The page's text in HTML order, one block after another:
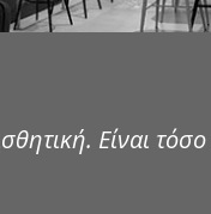
Είναι τόσο